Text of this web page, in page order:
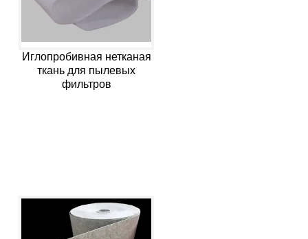
Иглопробивная нетканая
ткань для пылевых
фильтров